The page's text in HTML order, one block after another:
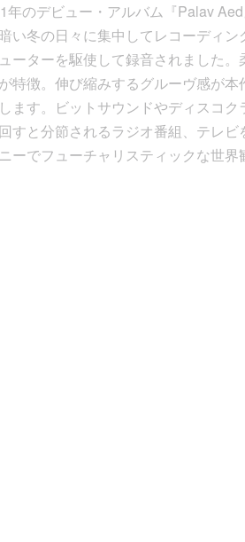
年のデビュー・アルバム『Palav
い冬の日々に集中してレコーディ
ーターを駆使して録音されました
特徴。伸び縮みするグルーヴ感が
ます。ビットサウンドやディスコ
すと分節されるラジオ番組、テレ
ーでフューチャリスティックな世